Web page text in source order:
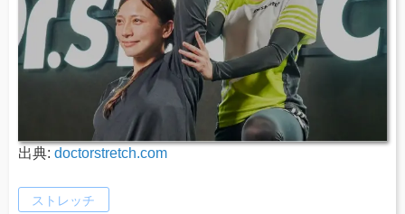
出典: doctorstretch.com
ストレッチ